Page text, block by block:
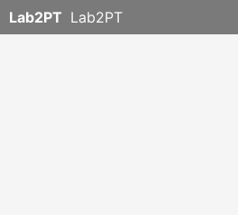
Lab2PT Lab2PT